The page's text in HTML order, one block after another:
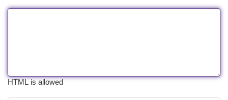
HTML is allowed